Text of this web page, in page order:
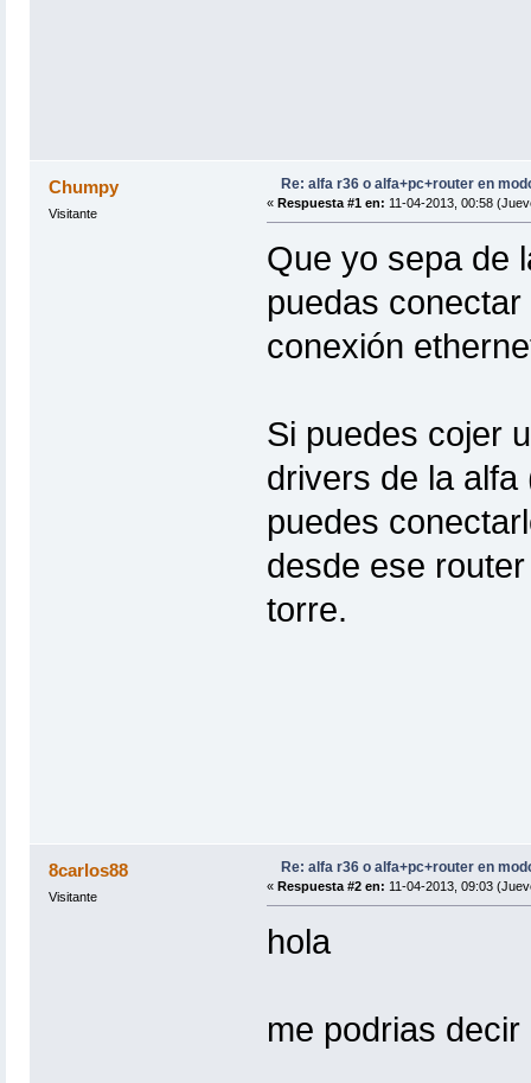
Chumpy
Visitante
Re: alfa r36 o alfa+pc+router en
« Respuesta #1 en: 11-04-2013, 00:58
Que yo sepa de
puedas
conexión
Si puedes cojer
drivers de la
puedes
desde ese
torre.
8carlos88
Visitante
Re: alfa r36 o alfa+pc+router en
« Respuesta #2 en: 11-04-2013, 09:03
hola
me podrias